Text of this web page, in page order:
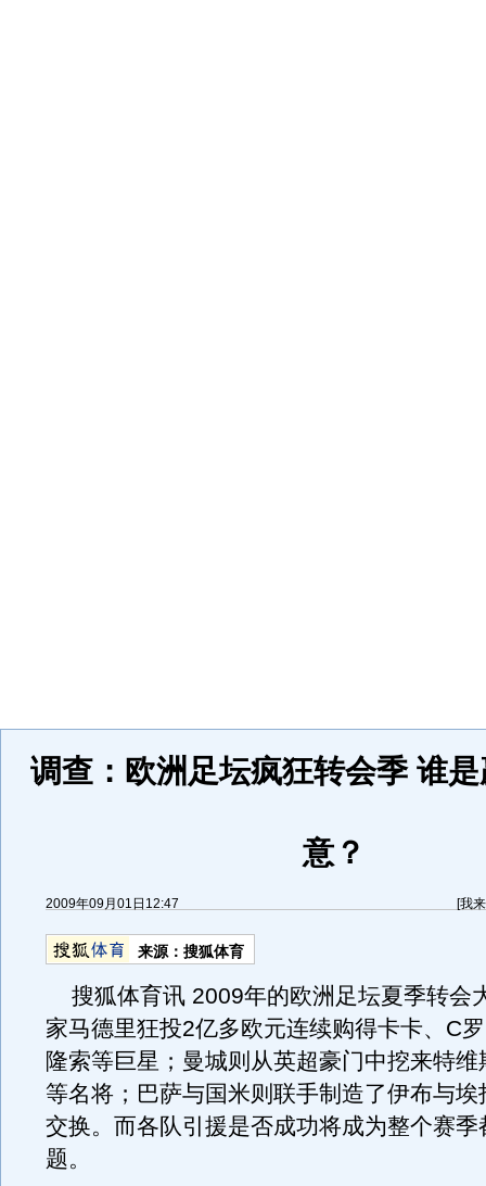
调查：欧洲足坛疯狂转会季 谁
意？
2009年09月01日12:47 [我
来源： 搜狐体育
搜狐体育讯 2009年的欧洲足坛夏季转会
家马德里狂投2亿多欧元连续购得卡卡、C
隆索等巨星；曼城则从英超豪门中挖来特
等名将；巴萨与国米则联手制造了伊布与埃
交换。而各队引援是否成功将成为整个赛季
题。